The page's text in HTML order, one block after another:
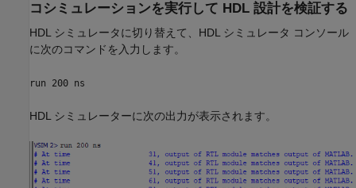
コシミュレーションを実行して HDL 設計を検証する
HDL シミュレータに切り替えて、HDL シミュレータ コンソール
に次のコマンドを入力します。
run 200 ns
HDL シミュレーターに次の出力が表示されます。